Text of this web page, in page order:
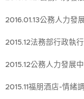
2016.01.13公務人力發
2015.12法務部行政執
2015.12公務人力發展
2015.11福朋酒店-情緒